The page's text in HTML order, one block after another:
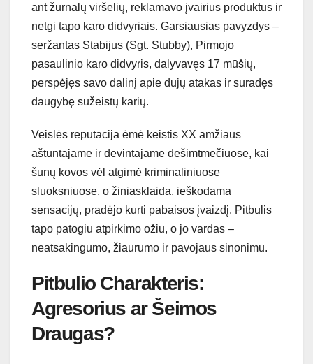
ant žurnalų viršelių, reklamavo įvairius produktus ir
netgi tapo karo didvyriais. Garsiausias pavyzdys –
seržantas Stabijus (Sgt. Stubby), Pirmojo
pasaulinio karo didvyris, dalyvavęs 17 mūšių,
perspėjęs savo dalinį apie dujų atakas ir suradęs
daugybę sužeistų karių.
Veislės reputacija ėmė keistis XX amžiaus
aštuntajame ir devintajame dešimtmečiuose, kai
šunų kovos vėl atgimė kriminaliniuose
sluoksniuose, o žiniasklaida, ieškodama
sensacijų, pradėjo kurti pabaisos įvaizdį. Pitbulis
tapo patogiu atpirkimo ožiu, o jo vardas –
neatsakingumo, žiaurumo ir pavojaus sinonimu.
Pitbulio Charakteris:
Agresorius ar Šeimos
Draugas?